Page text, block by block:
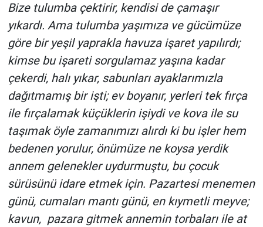
Bize tulumba çektirir, kendisi de çamaşır
yıkardı. Ama tulumba yaşımıza ve gücümüze
göre bir yeşil yaprakla havuza işaret yapılırdı;
kimse bu işareti sorgulamaz yaşına kadar
çekerdi, halı yıkar, sabunları ayaklarımızla
dağıtmamış bir işti; ev boyanır, yerleri tek fırça
ile fırçalamak küçüklerin işiydi ve kova ile su
taşımak öyle zamanımızı alırdı ki bu işler hem
bedenen yorulur, önümüze ne koysa yerdik
annem gelenekler uydurmuştu, bu çocuk
sürüsünü idare etmek için. Pazartesi menemen
günü, cumaları mantı günü, en kıymetli meyve;
kavun, pazara gitmek annemin torbaları ile at